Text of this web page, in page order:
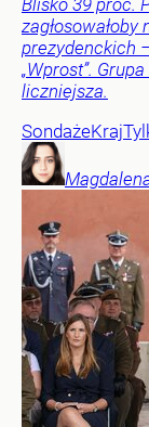
prezydenckich
„Wprost”.
liczniejsza.
SondażeKraj